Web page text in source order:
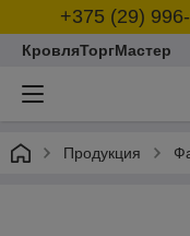
+375 (29)
КровляТоргМастер
Продукция